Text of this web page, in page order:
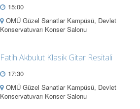
15:00
OMÜ Güzel Sanatlar Kampüsü, Devlet
Konservatuvarı Konser Salonu
Fatih Akbulut Klasik Gitar Resitali
17:30
OMÜ Güzel Sanatlar Kampüsü, Devlet
Konservatuvarı Konser Salonu